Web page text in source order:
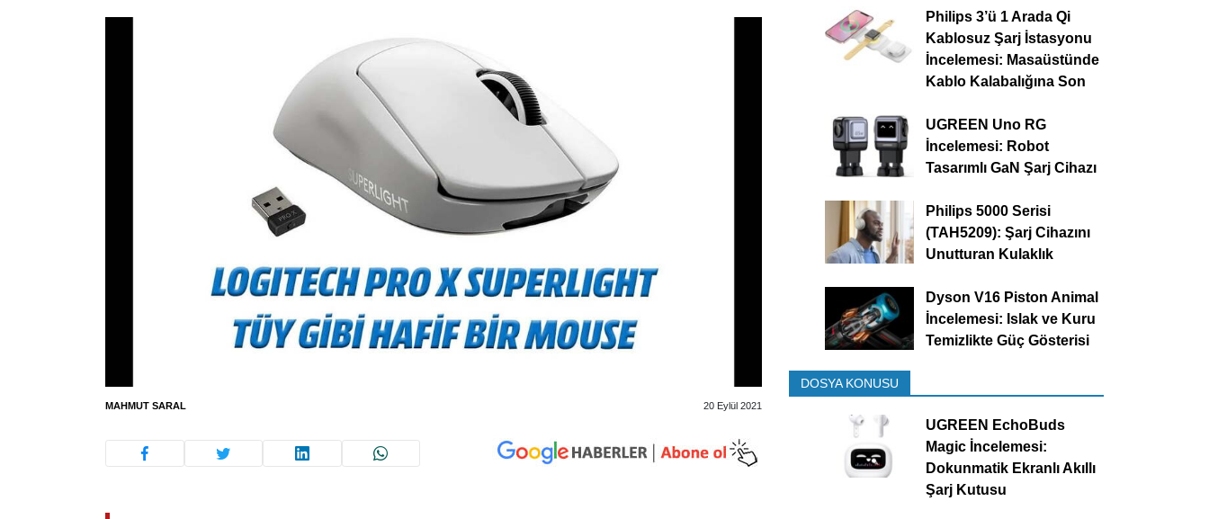
MAHMUT SARAL 20 Eylül 2021
Philips 3’ü 1 Arada Qi
Kablosuz Şarj İstasyonu
İncelemesi: Masaüstünde
Kablo Kalabalığına Son
UGREEN Uno RG
İncelemesi: Robot
Tasarımlı GaN Şarj Cihazı
Philips 5000 Serisi
(TAH5209): Şarj Cihazını
Unutturan Kulaklık
Dyson V16 Piston Animal
İncelemesi: Islak ve Kuru
Temizlikte Güç Gösterisi
DOSYA KONUSU
UGREEN EchoBuds
Magic İncelemesi:
Dokunmatik Ekranlı Akıllı
Şarj Kutusu